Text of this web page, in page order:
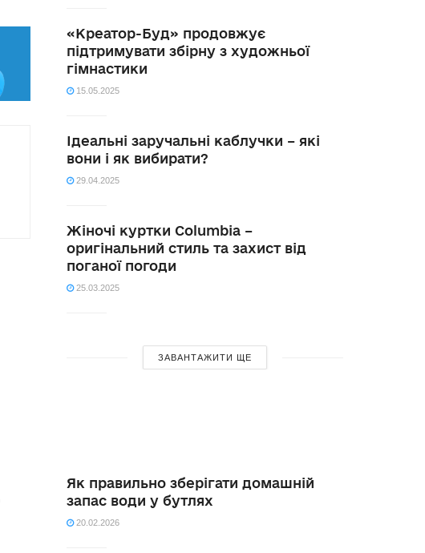
«Креатор-Буд» продовжує
підтримувати збірну з художньої
гімнастики
15.05.2025
Ідеальні заручальні каблучки – які
вони і як вибирати?
29.04.2025
Жіночі куртки Columbia –
оригінальний стиль та захист від
поганої погоди
25.03.2025
ЗАВАНТАЖИТИ ЩЕ
Як правильно зберігати домашній
запас води у бутлях
20.02.2026